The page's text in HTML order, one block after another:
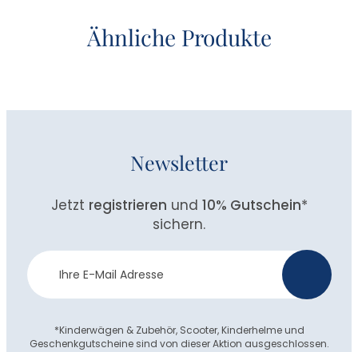
Ähnliche Produkte
Newsletter
Jetzt registrieren und 10% Gutschein*
sichern.
Newsletter
Anmeldung
*Kinderwägen & Zubehör, Scooter, Kinderhelme und
Geschenkgutscheine sind von dieser Aktion ausgeschlossen.